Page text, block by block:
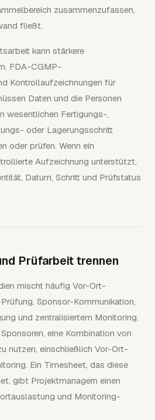
zusammenzufassen,
fließt.
kann stärkere
FDA-CGMP-
Kontrollaufzeichnungen für
Daten und die Personen
wesentlichen Fertigungs-,
oder Lagerungsschritt
oder prüfen. Wenn ein
Aufzeichnung unterstützt,
Datum, Schritt und Prüfstatus
Prüfarbeit trennen
mischt häufig Vor-Ort-
Sponsor-Kommunikation,
und zentralisiertem Monitoring.
eine Kombination von
nutzen, einschließlich Vor-Ort-
Ein Timesheet, das diese
gibt Projektmanagern einen
und Monitoring-